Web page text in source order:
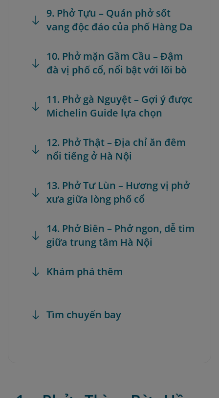
9. Phở Tựu – Quán phở sốt
vang độc đáo của phố Hàng Da
10. Phở mặn Gầm Cầu – Đậm
đà vị phố cổ, nổi bật với lõi bò
11. Phở gà Nguyệt – Gợi ý được
Michelin Guide lựa chọn
12. Phở Thật – Địa chỉ ăn đêm
nổi tiếng ở Hà Nội
13. Phở Tư Lùn – Hương vị phở
xưa giữa lòng phố cổ
14. Phở Biên – Phở ngon, dễ tìm
giữa trung tâm Hà Nội
Khám phá thêm
Tìm chuyến bay